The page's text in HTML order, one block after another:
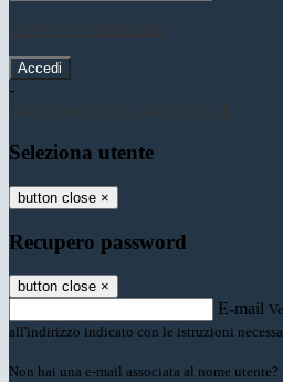
-
Seleziona utente
button close ×
Recupero password
button close ×
E-mail
all'indirizzo indicato con le istruzioni
Non hai una e-mail associata al nome